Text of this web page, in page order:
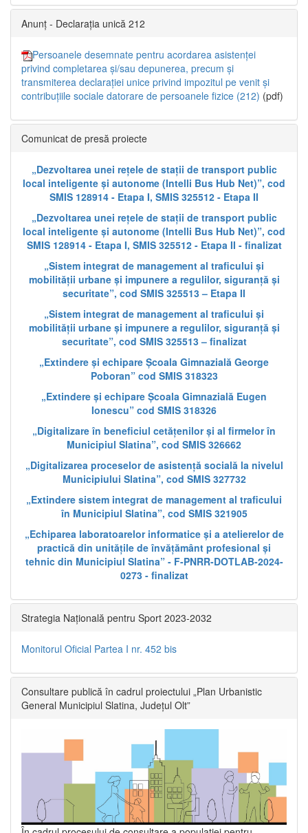
Anunț - Declarația unică 212
Persoanele desemnate pentru acordarea asistenței
privind completarea și/sau depunerea, precum și
transmiterea declarației unice privind impozitul pe venit și
contribuțiile sociale datorare de persoanele fizice (212) (pdf)
Comunicat de presă proiecte
„Dezvoltarea unei rețele de stații de transport public
local inteligente și autonome (Intelli Bus Hub Net)”, cod
SMIS 128914 - Etapa I, SMIS 325512 - Etapa II
„Dezvoltarea unei rețele de stații de transport public
local inteligente și autonome (Intelli Bus Hub Net)”, cod
SMIS 128914 - Etapa I, SMIS 325512 - Etapa II - finalizat
„Sistem integrat de management al traficului și
mobilității urbane și impunere a regulilor, siguranță și
securitate”, cod SMIS 325513 – Etapa II
„Sistem integrat de management al traficului și
mobilității urbane și impunere a regulilor, siguranță și
securitate”, cod SMIS 325513 – finalizat
„Extindere și echipare Școala Gimnazială George
Poboran” cod SMIS 318323
„Extindere și echipare Școala Gimnazială Eugen
Ionescu” cod SMIS 318326
„Digitalizare în beneficiul cetățenilor și al firmelor în
Municipiul Slatina”, cod SMIS 326662
„Digitalizarea proceselor de asistență socială la nivelul
Municipiului Slatina”, cod SMIS 327732
„Extindere sistem integrat de management al traficului
în Municipiul Slatina”, cod SMIS 321905
„Echiparea laboratoarelor informatice și a atelierelor de
practică din unitățile de învățământ profesional și
tehnic din Municipiul Slatina” - F-PNRR-DOTLAB-2024-
0273 - finalizat
Strategia Națională pentru Sport 2023-2032
Monitorul Oficial Partea I nr. 452 bis
Consultare publică în cadrul proiectului „Plan Urbanistic
General Municipiul Slatina, Județul Olt”